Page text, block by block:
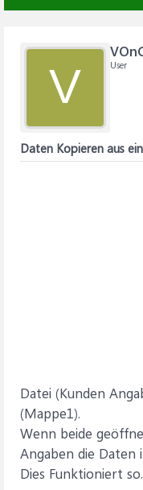
V User
Daten Kopieren aus
Datei (Kunden
(Mappe1).
Wenn beide
Angaben die
Dies Funktioniert so.